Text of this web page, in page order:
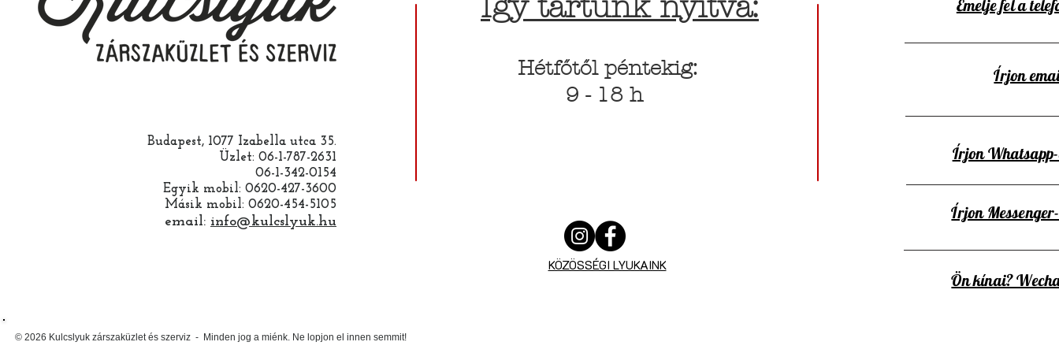
Budapest, 1077 Izabella utca 35.
Üzlet: 06-1-787-2631
06-1-342-0154
Egyik mobil: 0620-427-3600
Másik mobil: 0620-454-5105
email: info@kulcslyuk.hu
Hétfőtől péntekig:
9 - 18 h
KÖZÖSSÉGI LYUKAINK
Emelje fel a
Írjon
Írjon
Írjon
Ön kínai?
© 2026 Kulcslyuk zárszaküzlet és szerviz - Minden jog a miénk. Ne lopjon el innen semmit!